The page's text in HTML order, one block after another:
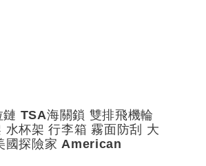
TSA海關鎖 雙排飛機輪
水杯架 行李箱 霧面防刮 大
國探險家 American